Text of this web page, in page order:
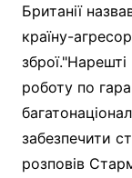
Британії
країну-
роботу по
забезпечити
розповів